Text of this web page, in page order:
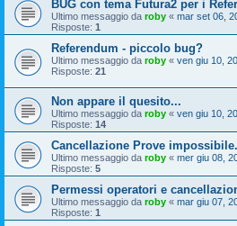
BUG con tema Futura2 per i
Ultimo messaggio da roby « mar set 06,
Risposte: 1
Referendum - piccolo bug?
Ultimo messaggio da roby « ven giu 10,
Risposte: 21
Non appare il quesito...
Ultimo messaggio da roby « ven giu 10,
Risposte: 14
Cancellazione Prove
Ultimo messaggio da roby « mer giu 08,
Risposte: 5
Permessi operatori e
Ultimo messaggio da roby « mar giu 07,
Risposte: 1